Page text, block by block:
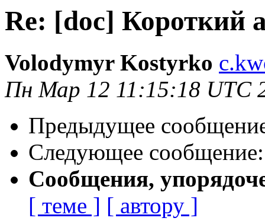
Re: [doc] Короткий
Volodymyr Kostyrko
Пн Мар 12 11:15:18 UTC
Предыдущее
Следующее
Сообщения,
[ теме ] [ автору ]